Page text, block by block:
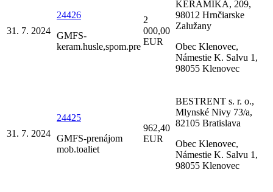
31. 7. 2024
24426
GMFS-
keram.husle,spom.pre
2
000,00
EUR
KERAMIKA, 209,
98012 Hrnčiarske
Zalužany
Obec Klenovec,
Námestie K. Salvu 1,
98055 Klenovec
31. 7. 2024
24425
GMFS-prenájom
mob.toaliet
962,40
EUR
BESTRENT s. r. o.,
Mlynské Nivy 73/a,
82105 Bratislava
Obec Klenovec,
Námestie K. Salvu 1,
98055 Klenovec